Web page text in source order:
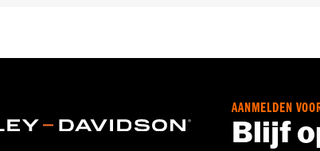
Achter
cilinders, big-bore flat-top zuigers en ringen,
paar achterasmoercovers en alle benodigde
AANMELDEN
Blijf